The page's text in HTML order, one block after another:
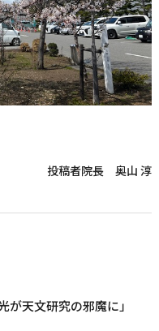
投稿者院長 奥山 淳
天文研究の邪魔に」